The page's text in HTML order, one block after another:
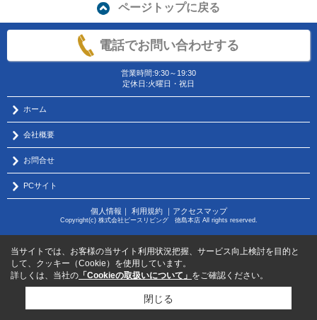
ページトップに戻る
電話でお問い合わせする
営業時間:9:30～19:30
定休日:火曜日・祝日
ホーム
会社概要
お問合せ
PCサイト
個人情報 ｜ 利用規約｜ アクセスマップ
Copyright(c) 株式会社ピースリビング 徳島本店 All rights reserved.
当サイトでは、お客様の当サイト利用状況把握、サービス向上検討を目的と
して、クッキー（Cookie）を使用しています。
詳しくは、当社の 「Cookieの取扱いについて」 をご確認ください。
閉じる